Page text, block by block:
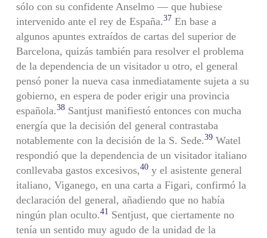
sólo con su confidente Anselmo — que hubiese
intervenido ante el rey de España.37 En base a
algunos apuntes extraídos de cartas del superior de
Barcelona, quizás también para resolver el problema
de la dependencia de un visitador u otro, el general
pensó poner la nueva casa inmediata­mente sujeta a su
gobierno, en espera de poder erigir una provincia
española.38Santjust manifiestó entonces con mucha
energía que la decisión del general contrastaba
notablemente con la decisión de la S. Sede.39Watel
respondió que la dependencia de un visitador ita­liano
conllevaba gastos excesivos,40y el asistente general
italiano, Viganego, en una carta a Figari, confirmó la
declaración del general, añadiendo que no había
ningún plan oculto.41 Sentjust, que cierta­mente no
tenía un sentido muy agudo de la unidad de la